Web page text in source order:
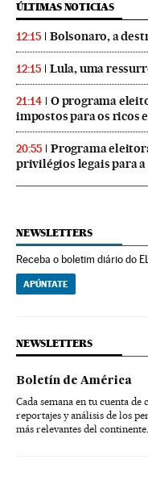
ÚLTIMAS NOTICIAS
12:15 Bolsonaro, a
12:15 Lula, uma
21:14
O programa
impostos para os ricos
20:55
Programa
privilégios legais para
NEWSLETTERS
Receba o boletim diário do
APÚNTATE
NEWSLETTERS
Boletín de América
Cada semana en tu cuenta
reportajes y análisis de los
más relevantes del continente.